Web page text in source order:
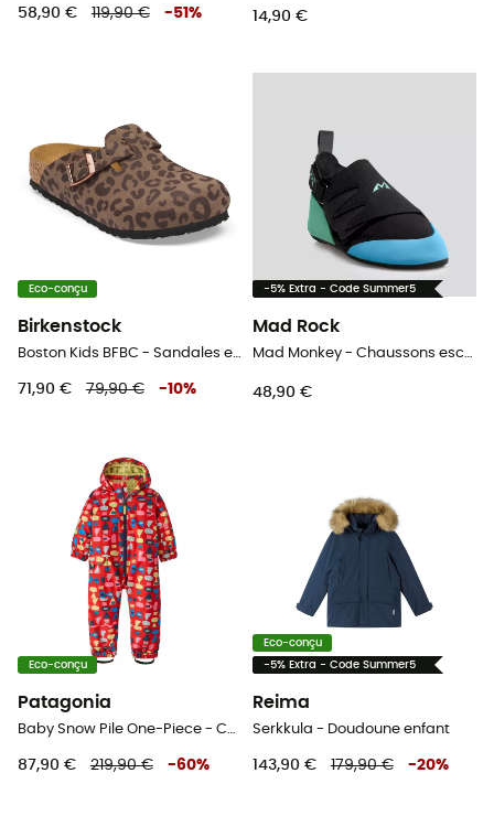
58,90 € 119,90 € -51 % 14,90 €
Eco-conçu
Birkenstock
Boston Kids BFBC - Sandales enfant
71,90 € 79,90 € -10%
-5% Extra - Code Summer5
Mad Rock
Mad Monkey - Chaussons escalade enfant
48,90 €
Eco-conçu
Patagonia
Baby Snow Pile One-Piece - Combinaison enfant
87,90 € 219,90 € -60%
Eco-conçu
-5% Extra - Code Summer5
Reima
Serkkula - Doudoune enfant
143,90 € 179,90 € -20%